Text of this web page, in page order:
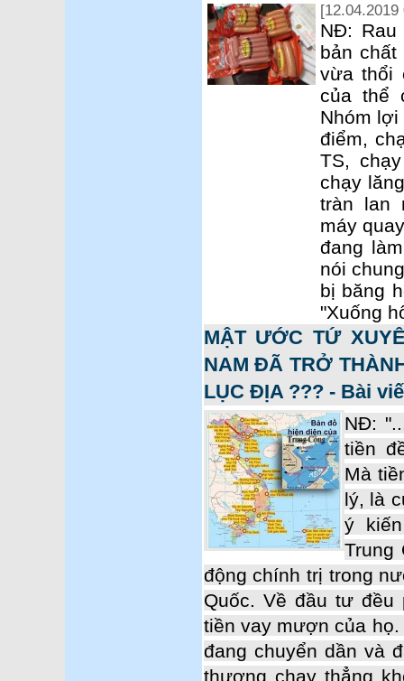
[12.04.2019
NĐ:
bản
vừa thổi
của thể
Nhóm
điểm,
TS,
chạy
tràn lan
máy
đang
nói
bị băng
"Xuống
MẬT ƯỚC TỨ
NAM ĐÃ TRỞ
LỤC ĐỊA ??? - Bài
NĐ:
tiền
Mà
lý, là
ý
Trung
động chính trị trong
Quốc. Về đầu tư đều
tiền vay mượn của
đang chuyển dần và
thương chạy thẳng